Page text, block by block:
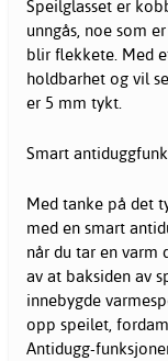
Speilglasset er
unngås, noe som
blir flekkete. Med
holdbarhet og vil
er 5 mm tykt.
Smart
Med tanke på det
med en smart
når du tar en varm
av at baksiden av
innebygde
opp speilet,
Antidugg-